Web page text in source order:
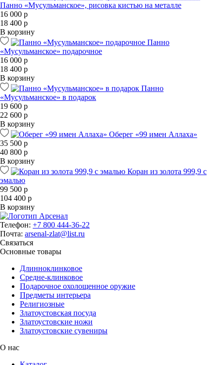
Панно «Мусульманское», рисовка кистью на металле
16 000 р
18 400 р
В корзину
Панно
«Мусульманское» подарочное
16 000 р
18 400 р
В корзину
Панно
«Мусульманское» в подарок
19 600 р
22 600 р
В корзину
Оберег «99 имен Аллаха»
35 500 р
40 800 р
В корзину
Коран из золота 999,9 с
эмалью
99 500 р
104 400 р
В корзину
Телефон: +7 800 444-36-22
Почта: arsenal-zlat@list.ru
Связаться
Основные товары
Длинноклинковое
Средне-клинковое
Подарочное охолощенное оружие
Предметы интерьера
Религиозные
Златоустовская посуда
Златоустовские ножи
Златоустовские сувениры
О нас